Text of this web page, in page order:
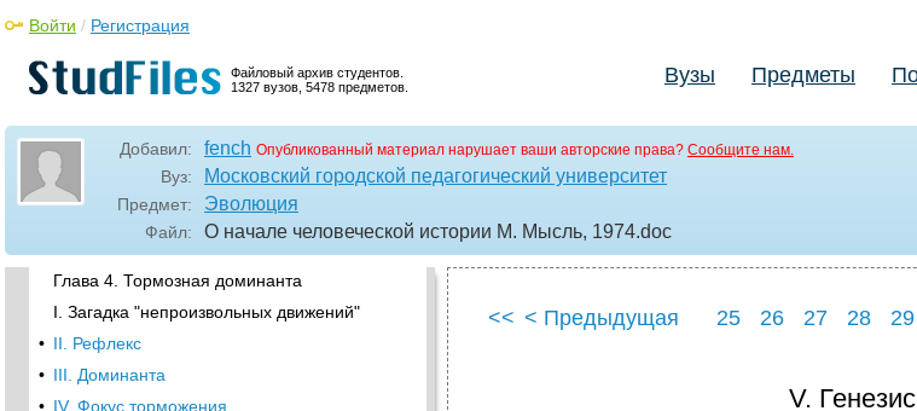
Файловый архив студентов.
1327 вузов, 5478 предметов.
Войти / Регистрация
Вузы Предметы
Добавил: fench Опубликованный материал нарушает ваши авторские права? Сообщите нам.
Вуз: Московский городской педагогический университет
Предмет: Эволюция
Файл: О начале человеческой истории М. Мысль, 1974.doc
Глава 3. Феномен человеческой речи
I. О речевых знаках
• II. Теорема Декарта
• Вопрос 24, и
III. Речь как центральное звено
• IV. Речь и деятельность
V. Речь и реакция на нее
Глава 4. Тормозная доминанта
I. Загадка "непроизвольных движений"
• II. Рефлекс
• III. Доминанта
• IV. Фокус торможения
<< < Предыдущая 25 26 27 28 29
V.